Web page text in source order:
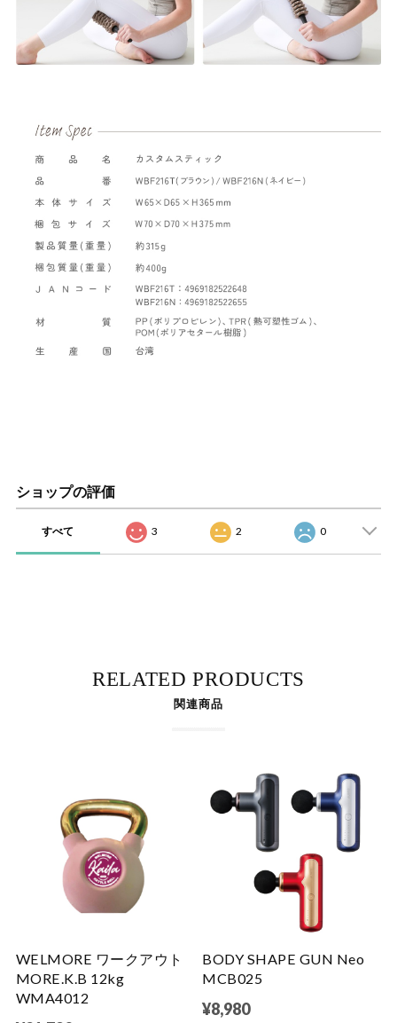
ショップの評価
すべて 3 2 0
RELATED PRODUCTS
関連商品
WELMORE ワークアウト
MORE.K.B 12kg
WMA4012
BODY SHAPE GUN Neo
MCB025
¥8,980